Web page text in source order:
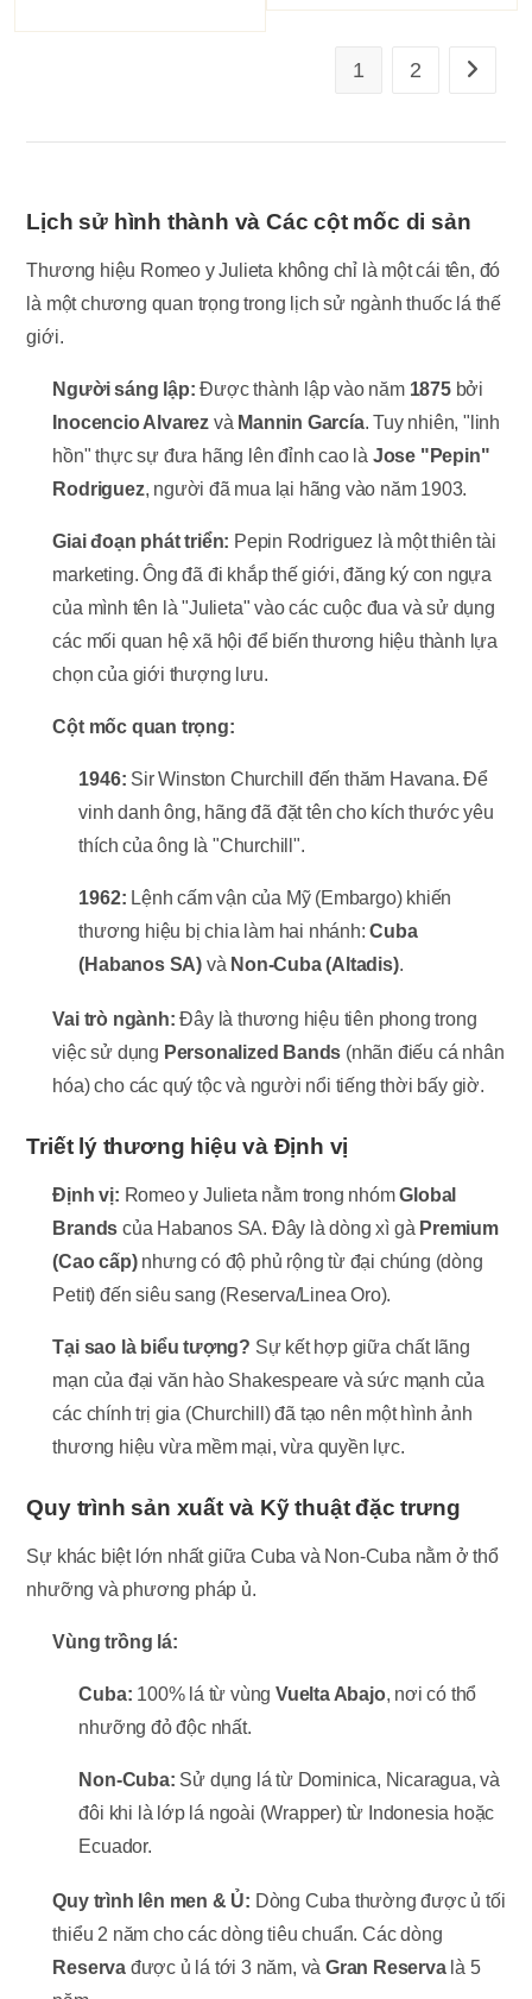
1 2
Lịch sử hình thành và Các cột mốc di sản
Thương hiệu Romeo y Julieta không chỉ là một cái tên, đó
là một chương quan trọng trong lịch sử ngành thuốc lá thế
giới.
Người sáng lập: Được thành lập vào năm 1875bởi
Inocencio Alvarez và Mannin García. Tuy nhiên, "linh
hồn" thực sự đưa hãng lên đỉnh cao là Jose "Pepin"
Rodriguez, người đã mua lại hãng vào năm 1903.
Giai đoạn phát triển: Pepin Rodriguez là một thiên tài
marketing. Ông đã đi khắp thế giới, đăng ký con ngựa
của mình tên là "Julieta" vào các cuộc đua và sử dụng
các mối quan hệ xã hội để biến thương hiệu thành lựa
chọn của giới thượng lưu.
Cột mốc quan trọng:
1946: Sir Winston Churchill đến thăm Havana. Để
vinh danh ông, hãng đã đặt tên cho kích thước yêu
thích của ông là "Churchill".
1962: Lệnh cấm vận của Mỹ (Embargo) khiến
thương hiệu bị chia làm hai nhánh:Cuba
(Habanos SA) và Non-Cuba (Altadis).
Vai trò ngành: Đây là thương hiệu tiên phong trong
việc sử dụng Personalized Bands (nhãn điếu cá nhân
hóa) cho các quý tộc và người nổi tiếng thời bấy giờ.
Triết lý thương hiệu và Định vị
Định vị: Romeo y Julieta nằm trong nhómGlobal
Brands của Habanos SA. Đây là dòng xì gà Premium
(Cao cấp)nhưng có độ phủ rộng từ đại chúng (dòng
Petit) đến siêu sang (Reserva/Linea Oro).
Tại sao là biểu tượng? Sự kết hợp giữa chất lãng
mạn của đại văn hào Shakespeare và sức mạnh của
các chính trị gia (Churchill) đã tạo nên một hình ảnh
thương hiệu vừa mềm mại, vừa quyền lực.
Quy trình sản xuất và Kỹ thuật đặc trưng
Sự khác biệt lớn nhất giữa Cuba và Non-Cuba nằm ở thổ
nhưỡng và phương pháp ủ.
Vùng trồng lá:
Cuba: 100% lá từ vùngVuelta Abajo, nơi có thổ
nhưỡng đỏ độc nhất.
Non-Cuba: Sử dụng lá từ Dominica, Nicaragua, và
đôi khi là lớp lá ngoài (Wrapper) từ Indonesia hoặc
Ecuador.
Quy trình lên men & Ủ: Dòng Cuba thường được ủ tối
thiểu 2 năm cho các dòng tiêu chuẩn. Các dòng
Reserva được ủ lá tới 3 năm, vàGran Reservalà 5